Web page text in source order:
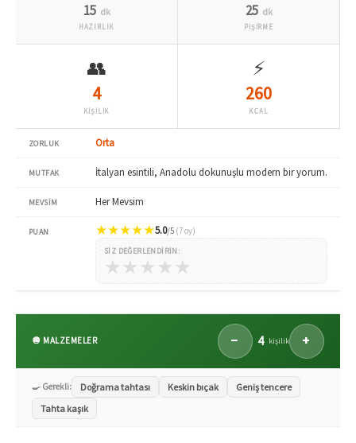
15 dk
HAZIRLIK
25 dk
PİŞİRME
👥
4
KİŞİLİK
⚡
260
KCAL
ZORLUK Orta
MUTFAK İtalyan esintili, Anadolu dokunuşlu modern bir yorum.
MEVSIM Her Mevsim
PUAN ★★★★★5.0/5 (7 oy)
SIZ DEĞERLENDIRIN:
★ ★ ★ ★ ★
🧅 MALZEMELER − 4 kişilik +
🍳 Gerekli: Doğrama tahtası Keskin bıçak
Geniş tencere
Tahta kaşık